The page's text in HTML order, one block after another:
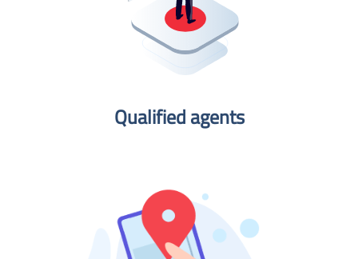
Qualified agents​